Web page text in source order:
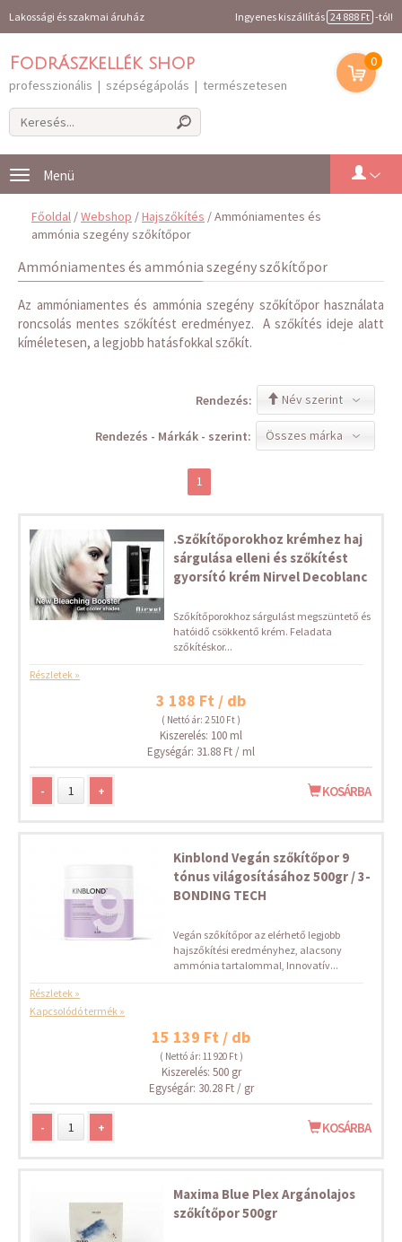
Lakossági és szakmai áruház Ingyenes kiszállítás 24 888 Ft -tól!
Fodrászkellék shop
professzionális | szépségápolás | természetesen
0
Toggle
navigation
Főoldal /Webshop /Hajszőkítés / Ammóniamentes és
ammónia szegény szőkítőpor
Ammóniamentes és ammónia szegény szőkítőpor
Az ammóniamentes és ammónia szegény szőkítőpor használata
roncsolás mentes szőkítést eredményez. A szőkítés ideje alatt
kíméletesen, a legjobb hatásfokkal szőkít.
Név szerint
Rendezés:
Összes márka
Rendezés - Márkák - szerint:
1
.Szőkítőporokhoz krémhez haj
sárgulása elleni és szőkítést
gyorsító krém Nirvel Decoblanc
Szőkítőporokhoz sárgulást megszüntető és
hatóidő csökkentő krém. Feladata
szőkítéskor...
Részletek »
3 188 Ft / db
( Nettó ár: 2 510 Ft )
Kiszerelés: 100 ml
Egységár: 31.88 Ft / ml
- + KOSÁRBA
Kinblond Vegán szőkítőpor 9
tónus világosításához 500gr / 3-
BONDING TECH
Vegán szőkítőpor az elérhető legjobb
hajszőkítési eredményhez, alacsony
ammónia tartalommal, Innovatív...
Részletek »
Kapcsolódó termék »
15 139 Ft / db
( Nettó ár: 11 920 Ft )
Kiszerelés: 500 gr
Egységár: 30.28 Ft / gr
- + KOSÁRBA
Maxima Blue Plex Argánolajos
szőkítőpor 500gr